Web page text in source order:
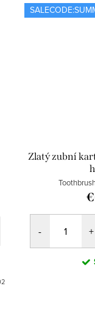
Zlatý zubní